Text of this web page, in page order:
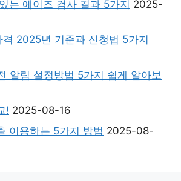
는 에이즈 검사 결과 5가지 2025-
격 2025년 기준과 신청법 5가지
알림 설정방법 5가지 쉽게 알아보
! 2025-08-16
이용하는 5가지 방법 2025-08-